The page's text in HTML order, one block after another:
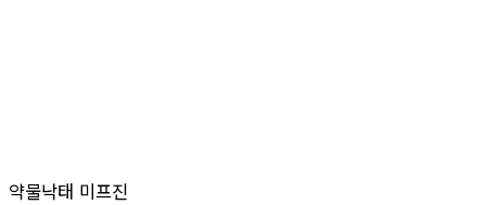
약물낙태 미프진